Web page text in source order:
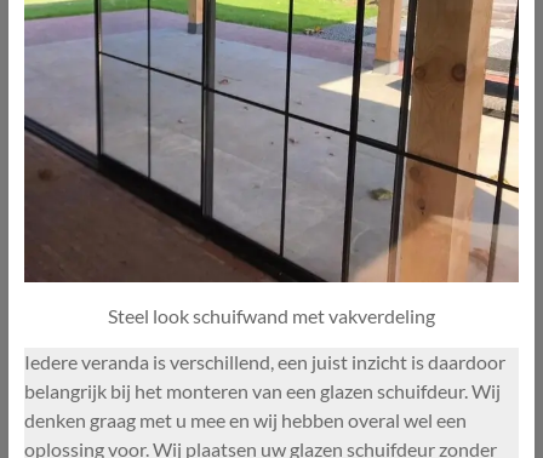
Steel look schuifwand met vakverdeling
Iedere veranda is verschillend, een juist inzicht is daardoor
belangrijk bij het monteren van een glazen schuifdeur. Wij
denken graag met u mee en wij hebben overal wel een
oplossing voor. Wij plaatsen uw glazen schuifdeur zonder